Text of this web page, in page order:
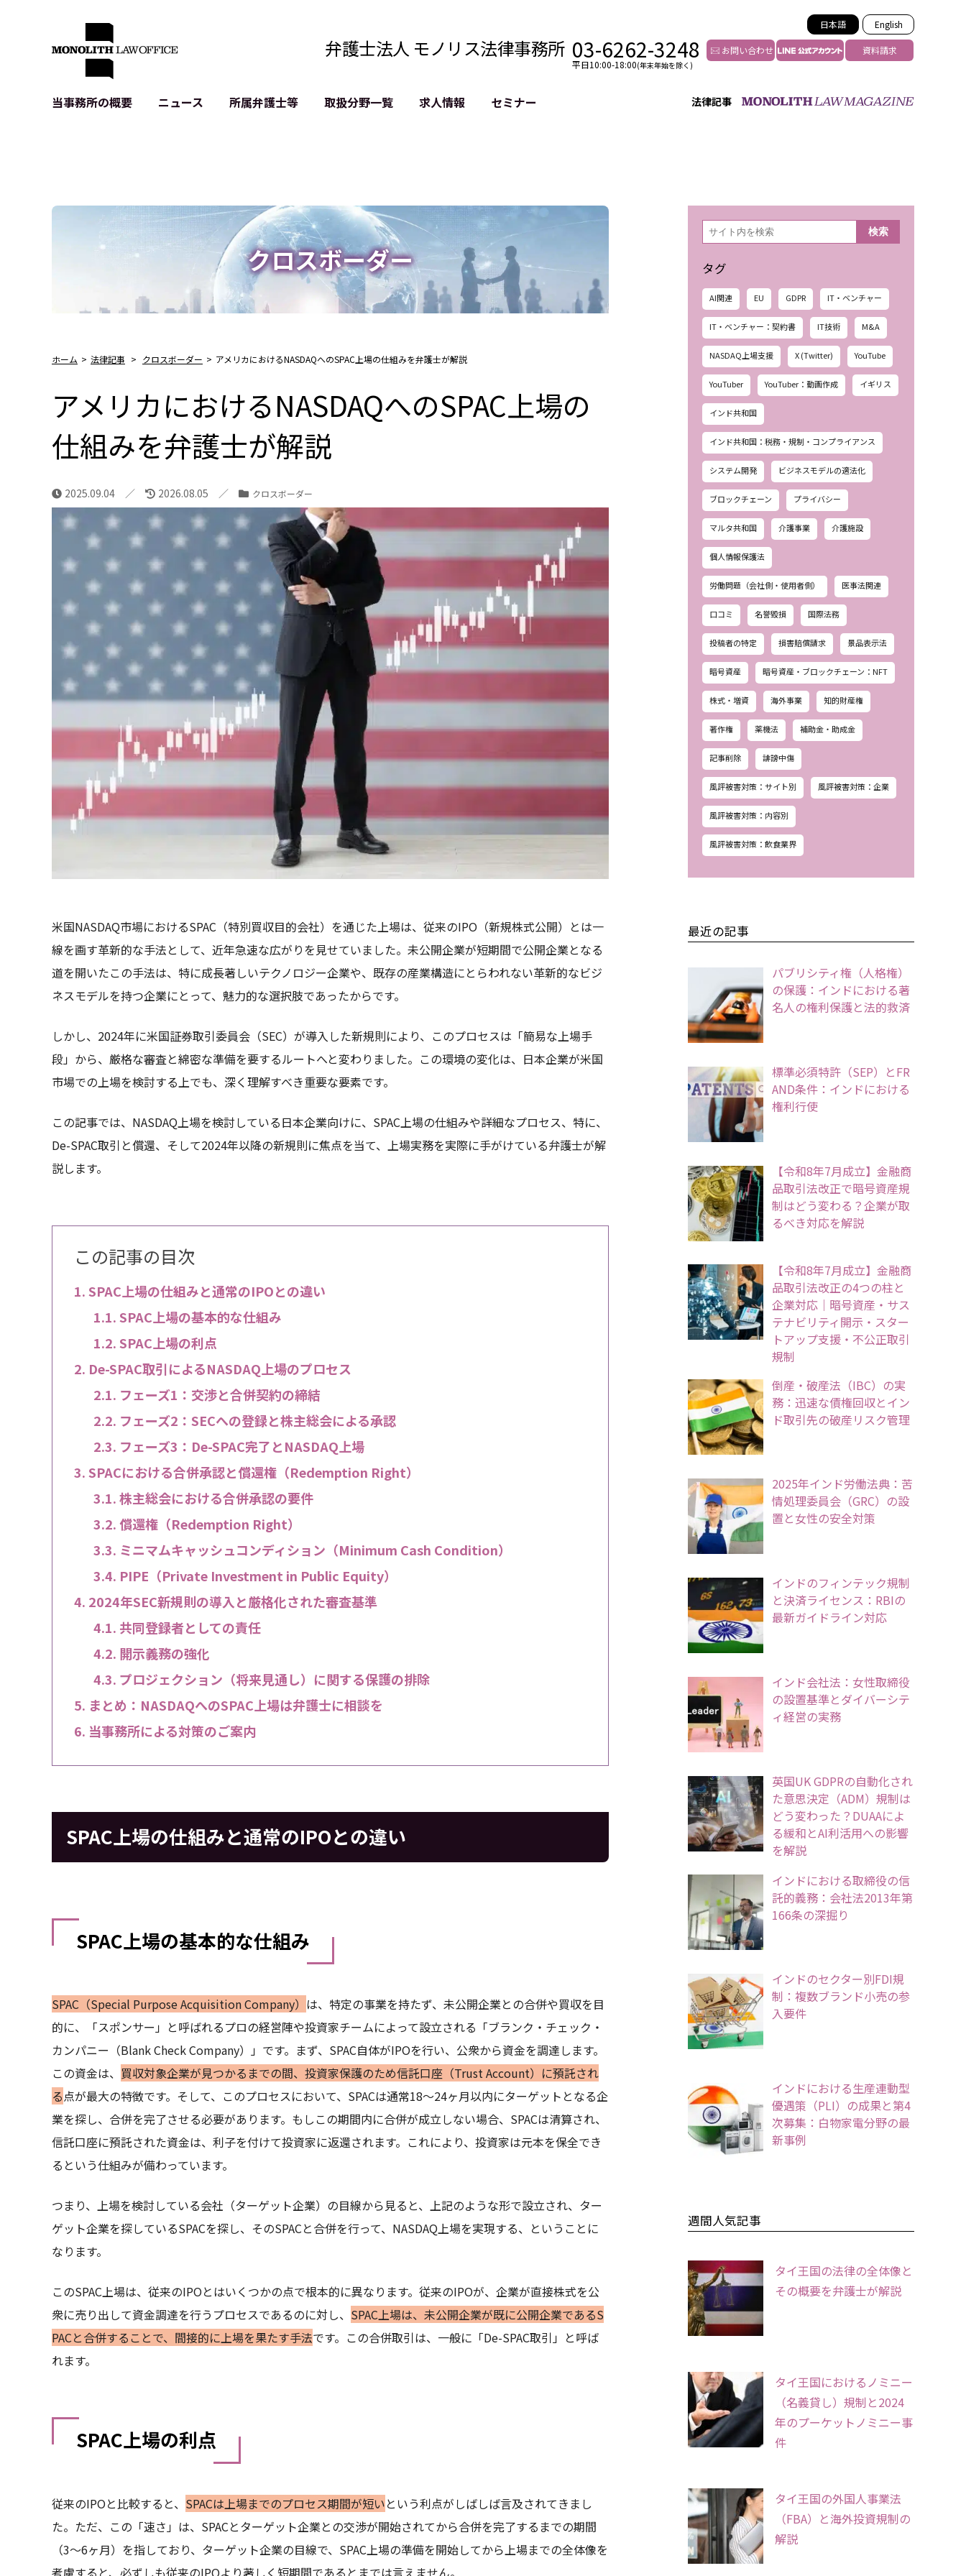
日本語 English
弁護士法人 モノリス法律事務所 03-6262-3248
平日10:00-18:00(年末年始を除く)
お問い合わせ 資料請求
法律記事
当事務所の概要 ニュース 所属弁護士等 取扱分野一覧
IPO（上場）支援
生成AI関連法務
記事・LPの薬機法等チェック
D2C等の不正転売対策
サイバー犯罪の刑事告訴等
GDPR対応支援
誹謗中傷加害者の弁護
リスティング汚染の削除対策
YouTube等SNSのM&A
求人情報 セミナー
クロスボーダー
ホーム > 法律記事 > クロスボーダー > アメリカにおけるNASDAQへのSPAC上場の仕組みを弁護士が解説
アメリカにおけるNASDAQへのSPAC上場の
仕組みを弁護士が解説
2025.09.04 2026.08.05 クロスボーダー
米国NASDAQ市場におけるSPAC（特別買収目的会社）を通じた上場は、従来のIPO（新規株式公開）とは一
線を画す革新的な手法として、近年急速な広がりを見せていました。未公開企業が短期間で公開企業となる
道を開いたこの手法は、特に成長著しいテクノロジー企業や、既存の産業構造にとらわれない革新的なビジ
ネスモデルを持つ企業にとって、魅力的な選択肢であったからです。
しかし、2024年に米国証券取引委員会（SEC）が導入した新規則により、このプロセスは「簡易な上場手
段」から、厳格な審査と綿密な準備を要するルートへと変わりました。この環境の変化は、日本企業が米国
市場での上場を検討する上でも、深く理解すべき重要な要素です。
この記事では、NASDAQ上場を検討している日本企業向けに、SPAC上場の仕組みや詳細なプロセス、特に、
De-SPAC取引と償還、そして2024年以降の新規則に焦点を当て、上場実務を実際に手がけている弁護士が解
説します。
この記事の目次
SPAC上場の仕組みと通常のIPOとの違い
SPAC上場の基本的な仕組み
SPAC上場の利点
De-SPAC取引によるNASDAQ上場のプロセス
フェーズ1：交渉と合併契約の締結
フェーズ2：SECへの登録と株主総会による承認
フェーズ3：De-SPAC完了とNASDAQ上場
SPACにおける合併承認と償還権（Redemption Right）
株主総会における合併承認の要件
償還権（Redemption Right）
ミニマムキャッシュコンディション（Minimum Cash Condition）
PIPE（Private Investment in Public Equity）
2024年SEC新規則の導入と厳格化された審査基準
共同登録者としての責任
開示義務の強化
プロジェクション（将来見通し）に関する保護の排除
まとめ：NASDAQへのSPAC上場は弁護士に相談を
当事務所による対策のご案内
SPAC上場の仕組みと通常のIPOとの違い
SPAC上場の基本的な仕組み
SPAC（Special Purpose Acquisition Company） は、特定の事業を持たず、未公開企業との合併や買収を目
的に、「スポンサー」と呼ばれるプロの経営陣や投資家チームによって設立される「ブランク・チェック・
カンパニー（Blank Check Company）」です。まず、SPAC自体がIPOを行い、公衆から資金を調達します。
この資金は、 買収対象企業が見つかるまでの間、投資家保護のため信託口座（Trust Account）に預託され
る点が最大の特徴です。そして、このプロセスにおいて、SPACは通常18〜24ヶ月以内にターゲットとなる企
業を探し、合併を完了させる必要があります。もしこの期間内に合併が成立しない場合、SPACは清算され、
信託口座に預託された資金は、利子を付けて投資家に返還されます。これにより、投資家は元本を保全でき
るという仕組みが備わっています。
つまり、上場を検討している会社（ターゲット企業）の目線から見ると、上記のような形で設立され、ター
ゲット企業を探しているSPACを探し、そのSPACと合併を行って、NASDAQ上場を実現する、ということに
なります。
このSPAC上場は、従来のIPOとはいくつかの点で根本的に異なります。従来のIPOが、企業が直接株式を公
衆に売り出して資金調達を行うプロセスであるのに対し、 SPAC上場は、未公開企業が既に公開企業であるS
PACと合併することで、間接的に上場を果たす手法です。この合併取引は、一般に「De-SPAC取引」と呼ば
れます。
SPAC上場の利点
従来のIPOと比較すると、 SPACは上場までのプロセス期間が短いという利点がしばしば言及されてきまし
た。ただ、この「速さ」は、SPACとターゲット企業との交渉が開始されてから合併を完了するまでの期間
（3〜6ヶ月）を指しており、ターゲット企業の目線で、SPAC上場の準備を開始してから上場までの全体像を
考慮すると、必ずしも従来のIPOより著しく短期間であるとまでは言えません。
検
索 検索
タグ
AI関連 EU GDPR IT・ベンチャー
IT・ベンチャー：契約書 IT技術 M&A
NASDAQ上場支援 X (Twitter) YouTube
YouTuber YouTuber：動画作成 イギリス
インド共和国
インド共和国：税務・規制・コンプライアンス
システム開発 ビジネスモデルの適法化
ブロックチェーン プライバシー
マルタ共和国 介護事業 介護施設
個人情報保護法
労働問題（会社側・使用者側） 医事法関連
口コミ 名誉毀損 国際法務
投稿者の特定 損害賠償請求 景品表示法
暗号資産 暗号資産・ブロックチェーン：NFT
株式・増資 海外事業 知的財産権
著作権 薬機法 補助金・助成金
記事削除 誹謗中傷
風評被害対策：サイト別 風評被害対策：企業
風評被害対策：内容別
風評被害対策：飲食業界
最近の記事
パブリシティ権（人格権）
の保護：インドにおける著
名人の権利保護と法的救済
標準必須特許（SEP）とFR
AND条件：インドにおける
権利行使
【令和8年7月成立】金融商
品取引法改正で暗号資産規
制はどう変わる？企業が取
るべき対応を解説
【令和8年7月成立】金融商
品取引法改正の4つの柱と
企業対応｜暗号資産・サス
テナビリティ開示・スター
トアップ支援・不公正取引
規制
倒産・破産法（IBC）の実
務：迅速な債権回収とイン
ド取引先の破産リスク管理
2025年インド労働法典：苦
情処理委員会（GRC）の設
置と女性の安全対策
インドのフィンテック規制
と決済ライセンス：RBIの
最新ガイドライン対応
インド会社法：女性取締役
の設置基準とダイバーシテ
ィ経営の実務
英国UK GDPRの自動化され
た意思決定（ADM）規制は
どう変わった？DUAAによ
る緩和とAI利活用への影響
を解説
インドにおける取締役の信
託的義務：会社法2013年第
166条の深掘り
インドのセクター別FDI規
制：複数ブランド小売の参
入要件
インドにおける生産連動型
優遇策（PLI）の成果と第4
次募集：白物家電分野の最
新事例
週間人気記事
タイ王国の法律の全体像と
その概要を弁護士が解説
タイ王国におけるノミニー
（名義貸し）規制と2024
年のプーケットノミニー事
件
タイ王国の外国人事業法
（FBA）と海外投資規制の
解説